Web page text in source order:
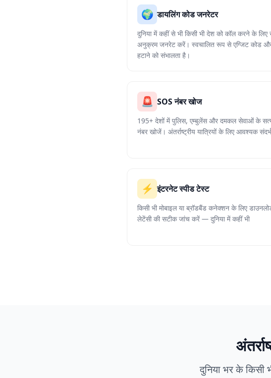
🌍 डायलिंग कोड जनरेटर
दुनिया में कहीं से भी किसी भी देश को कॉल करने के
अनुक्रम जनरेट करें। स्वचालित रूप से एग्जिट कोड
हटाने को संभालता है।
🚨 SOS नंबर खोज
195+ देशों में पुलिस, एम्बुलेंस और दमकल सेवाओं के
नंबर खोजें। अंतर्राष्ट्रीय यात्रियों के लिए आवश्यक
⚡ इंटरनेट स्पीड टेस्ट
किसी भी मोबाइल या ब्रॉडबैंड कनेक्शन के लिए
लेटेंसी की सटीक जांच करें — दुनिया में कहीं भी
दुनिया भर के किसी